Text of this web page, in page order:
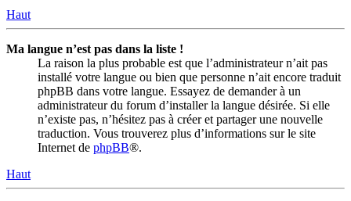
Haut
Ma langue n’est pas dans la liste !
La raison la plus probable est que l’administrateur n’ait pas
installé votre langue ou bien que personne n’ait encore traduit
phpBB dans votre langue. Essayez de demander à un
administrateur du forum d’installer la langue désirée. Si elle
n’existe pas, n’hésitez pas à créer et partager une nouvelle
traduction. Vous trouverez plus d’informations sur le site
Internet de phpBB®.
Haut